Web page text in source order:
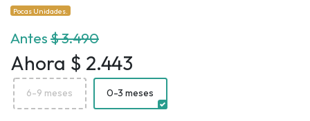
Pocas Unidades.
Antes$ 3.490
Ahora $ 2.443
6-9 meses 0-3 meses